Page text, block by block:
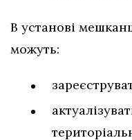
В установі
можуть: